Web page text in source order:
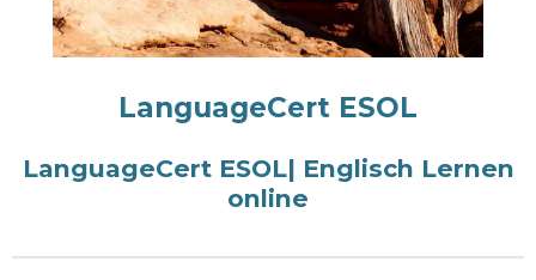
LanguageCert ESOL
LanguageCert ESOL| Englisch Lernen
online